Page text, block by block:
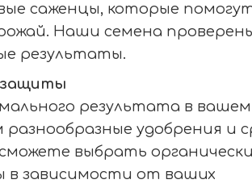
саженцы, которые
Наши семена
результаты.
защиты
результата в вашем
удобрения и
выбрать
в зависимости от ваших